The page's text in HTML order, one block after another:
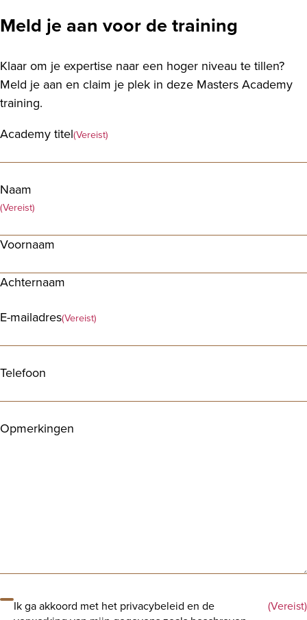
Meld je aan voor de training
Klaar om je expertise naar een hoger niveau te tillen?
Meld je aan en claim je plek in deze Masters Academy
training.
Academy titel(Vereist)
Naam
(Vereist)
Voornaam
Achternaam
E-mailadres(Vereist)
Telefoon
Opmerkingen
Ik ga akkoord met het privacybeleid en de
(Vereist)